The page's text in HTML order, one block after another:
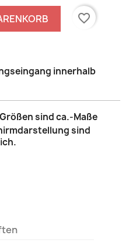
favorite_border
innerhalb
sind ca.-Maße
sind